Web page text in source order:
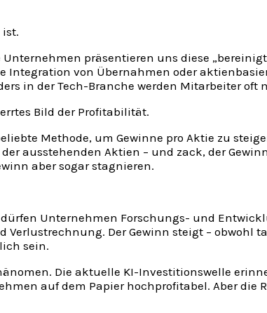
ist.
präsentieren uns diese
von Übernahmen oder
in der Tech-Branche werden Mitarbeiter oft
Bild der Profitabilität.
Methode, um Gewinne pro Aktie zu
ausstehenden Aktien – und zack, der
aber sogar stagnieren.
Unternehmen Forschungs- und
Der Gewinn steigt – obwohl
sein.
Die aktuelle KI-Investitionswelle
auf dem Papier hochprofitabel. Aber die